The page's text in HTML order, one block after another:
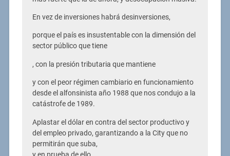
En vez de inversiones habrá desinversiones,
porque el país es insustentable con la dimensión del
sector público que tiene
, con la presión tributaria que mantiene
y con el peor régimen cambiario en funcionamiento
desde el alfonsinista año 1988 que nos condujo a la
catástrofe de 1989.
Aplastar el dólar en contra del sector productivo y
del empleo privado, garantizando a la City que no
permitirán que suba,